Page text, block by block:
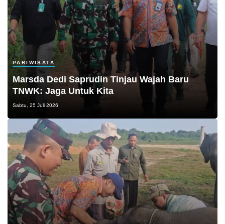
PARIWISATA
Marsda Dedi Saprudin Tinjau Wajah Baru
TNWK: Jaga Untuk Kita
Sabtu, 25 Juli 2026